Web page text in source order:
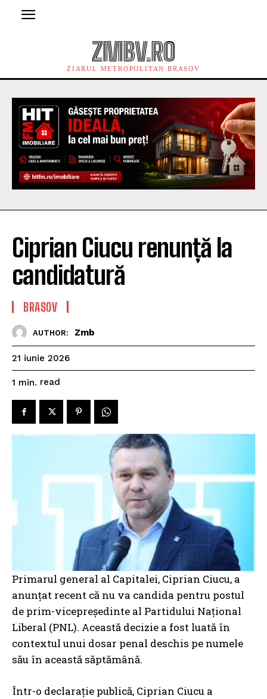
ZMBV.RO
ZIARUL METROPOLITAN BRASOV
Ciprian Ciucu renunță la
candidatură
BRASOV
AUTHOR: Zmb
21 iunie 2026
1 min. read
Primarul general al Capitalei, Ciprian Ciucu, a
anunțat recent că nu va candida pentru postul
de prim-vicepreședinte al Partidului Național
Liberal (PNL). Această decizie a fost luată în
contextul unui dosar penal deschis pe numele
său în această săptămână.
Într-o declarație publică, Ciprian Ciucu a